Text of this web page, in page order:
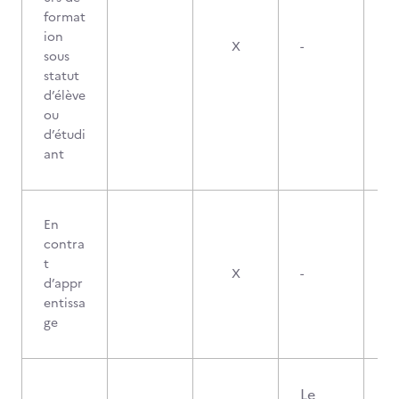
format
ion
sous
statut
d’élève
ou
d’étudi
ant
X -
En
contra
t
d’appr
entissa
ge
X -
Le